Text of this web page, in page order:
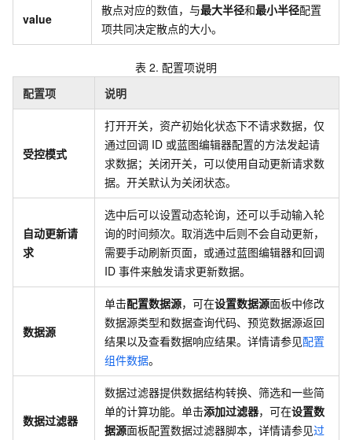
value
散点对应的数值，与最大半径和最小半径配置
项共同决定散点的大小。
表 2. 配置项说明
配置项
说明
受控模式
打开开关，资产初始化状态下不请求数据，仅
通过回调 ID 或蓝图编辑器配置的方法发起请
求数据；关闭开关，可以使用自动更新请求数
据。开关默认为关闭状态。
自动更新请
求
选中后可以设置动态轮询，还可以手动输入轮
询的时间频次。取消选中后则不会自动更新，
需要手动刷新页面，或通过蓝图编辑器和回调
ID 事件来触发请求更新数据。
数据源
单击配置数据源，可在设置数据源面板中修改
数据源类型和数据查询代码、预览数据源返回
结果以及查看数据响应结果。详情请参见配置
组件数据。
数据过滤器
数据过滤器提供数据结构转换、筛选和一些简
单的计算功能。单击添加过滤器，可在设置数
据源面板配置数据过滤器脚本，详情请参见过